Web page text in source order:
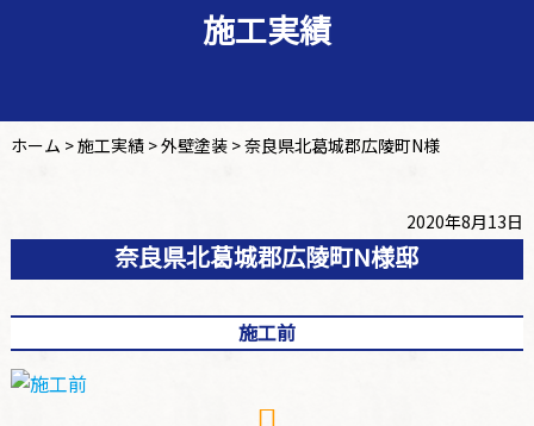
施工実績
ホーム >施工実績>外壁塗装>奈良県北葛城郡広陵町N様
2020年8月13日
奈良県北葛城郡広陵町N様邸
施工前